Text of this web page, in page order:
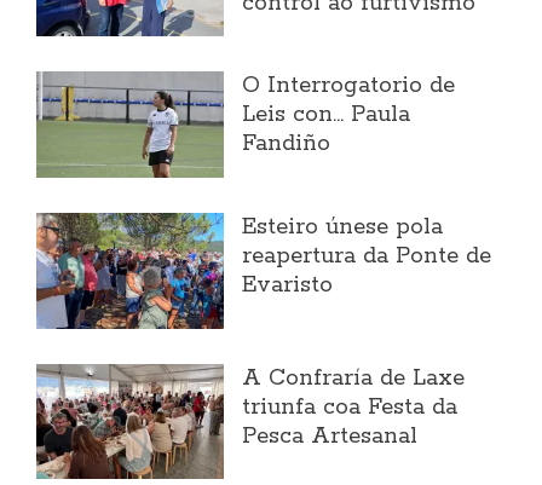
O Interrogatorio de
Leis con... Paula
Fandiño
Esteiro únese pola
reapertura da Ponte de
Evaristo
A Confraría de Laxe
triunfa coa Festa da
Pesca Artesanal